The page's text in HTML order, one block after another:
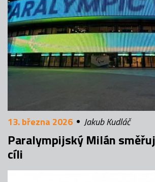
13. března 2026 Jakub Kudláč
Paralympijský Milán
cíli